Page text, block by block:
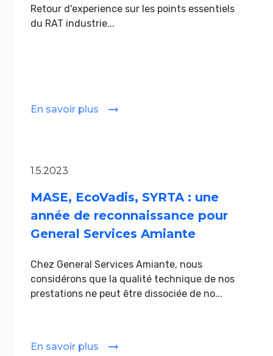
Retour d'experience sur les points essentiels
du RAT industrie...
En savoir plus
1.5.2023
MASE, EcoVadis, SYRTA : une
année de reconnaissance pour
General Services Amiante
Chez General Services Amiante, nous
considérons que la qualité technique de nos
prestations ne peut être dissociée de no...
En savoir plus